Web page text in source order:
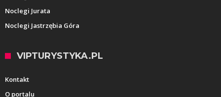
Noclegi Jurata
Noclegi Jastrzębia Góra
VIPTURYSTYKA.PL
Kontakt
O portalu